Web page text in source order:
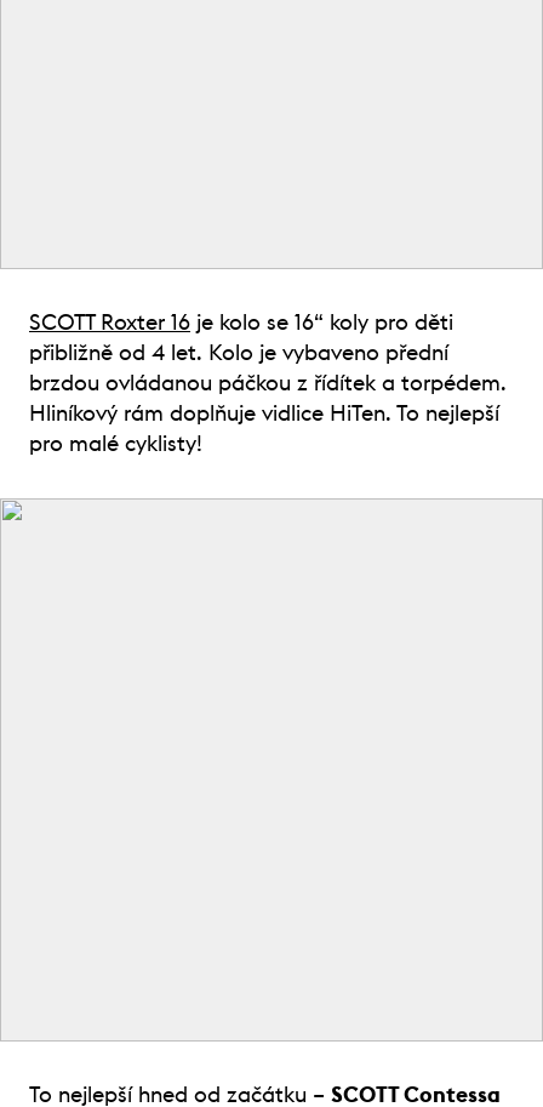
SCOTT Roxter 16 je kolo se 16“ koly pro děti
přibližně od 4 let. Kolo je vybaveno přední
brzdou ovládanou páčkou z řídítek a torpédem.
Hliníkový rám doplňuje vidlice HiTen. To nejlepší
pro malé cyklisty!
To nejlepší hned od začátku – SCOTT Contessa